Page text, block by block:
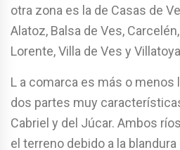
otra zona es la de Casas de
Alatoz, Balsa de Ves,
Lorente, Villa de Ves y
L a comarca es más o menos
dos partes muy
Cabriel y del Júcar. Ambos
el terreno debido a la